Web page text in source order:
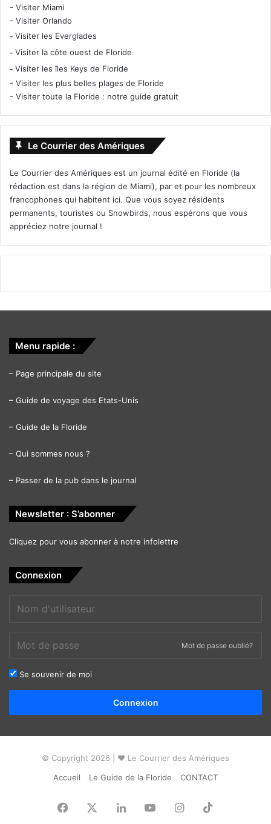
- Visiter Miami
- Visiter Orlando
- Visiter les Everglades
- Visiter la côte ouest de Floride
- Visiter les îles Keys de Floride
- Visiter les plus belles plages de Floride
- Visiter toute la Floride : notre guide gratuit
Le Courrier des Amériques
Le Courrier des Amériques est un journal édité en Floride (la
rédaction est dans la région de Miami), par et pour les nombreux
francophones qui habitent ici. Que vous soyez résidents
permanents, touristes ou Snowbirds, nous espérons que vous
appréciez notre journal !
Menu rapide :
– Page principale du site
– Guide de voyage des Etats-Unis
– Guide de la Floride
– Qui sommes nous ?
– Passer de la pub dans le journal
Newsletter : S’abonner
Cliquez pour vous abonner à notre infolettre
Connexion
Mot de passe oublié?
Se souvenir de moi
Connexion
© Copyright 2026 | ❤ Le Courrier des Amériques
Accueil
Le Guide de la Floride CONTACT
Facebook LinkedinYouTubeInstagram